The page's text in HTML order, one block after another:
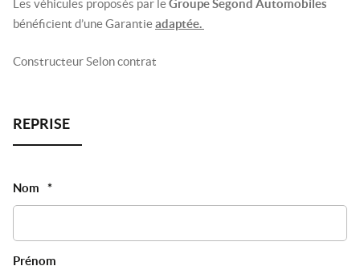
Les véhicules proposés par leGroupe Segond Automobiles
bénéficient d’une Garantieadaptée.
Constructeur Selon contrat
Nom *
Prénom